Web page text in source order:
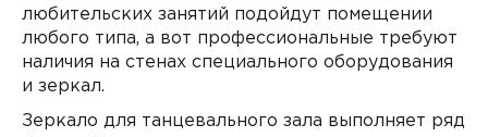
любительских занятий подойдут помещении
любого типа, а вот профессиональные требуют
наличия на стенах специального оборудования
и зеркал.
Зеркало для танцевального зала выполняет ряд